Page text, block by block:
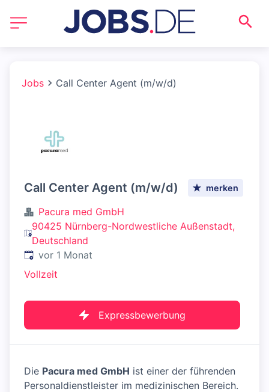
Jobs Call Center Agent (m/w/d)
Call Center Agent (m/w/d) merken
Pacura med GmbH
90425 Nürnberg-Nordwestliche Außenstadt,
Deutschland
Veröffentlicht:
vor 1 Monat
Vollzeit
Expressbewerbung
Die Pacura med GmbH ist einer der führenden
Personaldienstleister im medizinischen Bereich.